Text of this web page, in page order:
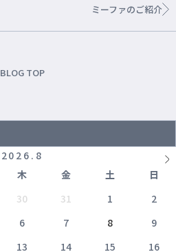
ミーファのご紹介
BLOG TOP
2026 . 8
木 金 土
日
30 31 1
2
6 7 8
9
13 14 15
16